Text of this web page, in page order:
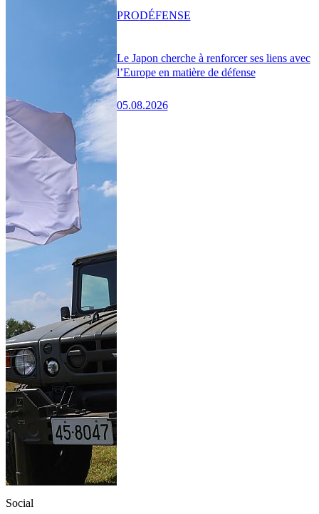
Le Japon cherche à renforcer ses liens avec
l’Europe en matière de défense
05.08.2026
PRODÉFENSE
Social